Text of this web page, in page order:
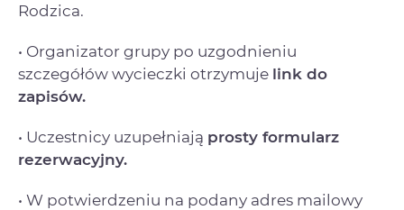
Rodzica.
• Organizator grupy po uzgodnieniu
szczegółów wycieczki otrzymuje link do
zapisów.
• Uczestnicy uzupełniają prosty formularz
rezerwacyjny.
• W potwierdzeniu na podany adres mailowy